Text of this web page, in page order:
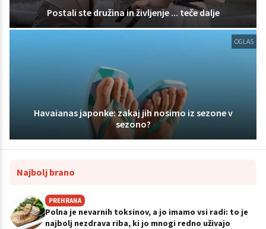
Postali ste družina in življenje ... teče dalje
OGLAS
Havaianas japonke: zakaj jih nosimo iz sezone v
sezono?
Najbolj brano
PREHRANA
Polna je nevarnih toksinov, a jo imamo vsi radi: to je
najbolj nezdrava riba, ki jo mnogi redno uživajo